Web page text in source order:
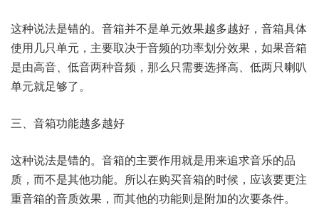
这种说法是错的。音箱并不是单元效果越多越好，音箱具体
使用几只单元，主要取决于音频的功率划分效果，如果音箱
是由高音、低音两种音频，那么只需要选择高、低两只喇叭
单元就足够了。
三、音箱功能越多越好
这种说法是错的。音箱的主要作用就是用来追求音乐的品
质，而不是其他功能。所以在购买音箱的时候，应该要更注
重音箱的音质效果，而其他的功能则是附加的次要条件。